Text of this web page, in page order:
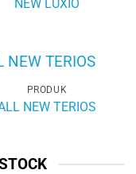
NEW LUXIO
PRODUK
NEW TERIOS